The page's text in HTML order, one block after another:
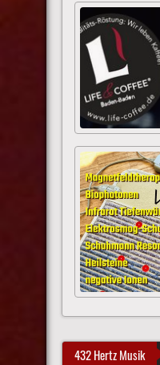
432 Hertz Musik